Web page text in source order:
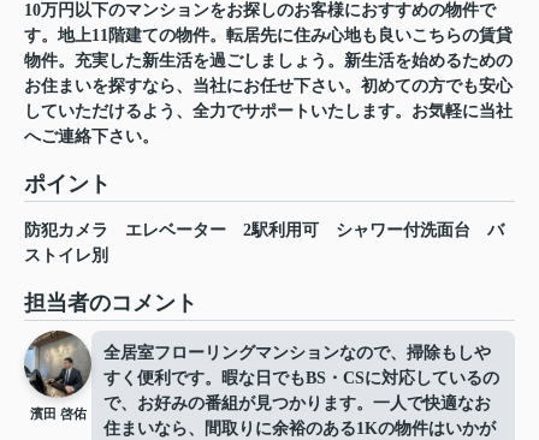
10万円以下のマンションをお探しのお客様におすすめの物件で
す。地上11階建ての物件。転居先に住み心地も良いこちらの賃貸
物件。充実した新生活を過ごしましょう。新生活を始めるための
お住まいを探すなら、当社にお任せ下さい。初めての方でも安心
していただけるよう、全力でサポートいたします。お気軽に当社
へご連絡下さい。
ポイント
防犯カメラ エレベーター 2駅利用可 シャワー付洗面台
バ
ストイレ別
担当者のコメント
濱田 啓佑
全居室フローリングマンションなので、掃除もしや
すく便利です。暇な日でもBS・CSに対応しているの
で、お好みの番組が見つかります。一人で快適なお
住まいなら、間取りに余裕のある1Kの物件はいかが